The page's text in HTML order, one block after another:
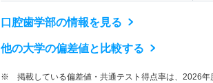
口腔歯学部の情報を見る
他の大学の偏差値と比較する
※ 掲載している偏差値・共通テスト得点率は、2026年